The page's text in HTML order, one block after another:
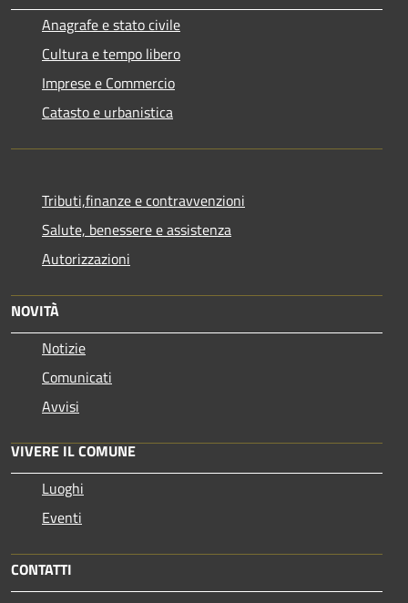
Anagrafe e stato civile
Cultura e tempo libero
Imprese e Commercio
Catasto e urbanistica
Tributi,finanze e contravvenzioni
Salute, benessere e assistenza
Autorizzazioni
NOVITÀ
Notizie
Comunicati
Avvisi
VIVERE IL COMUNE
Luoghi
Eventi
CONTATTI